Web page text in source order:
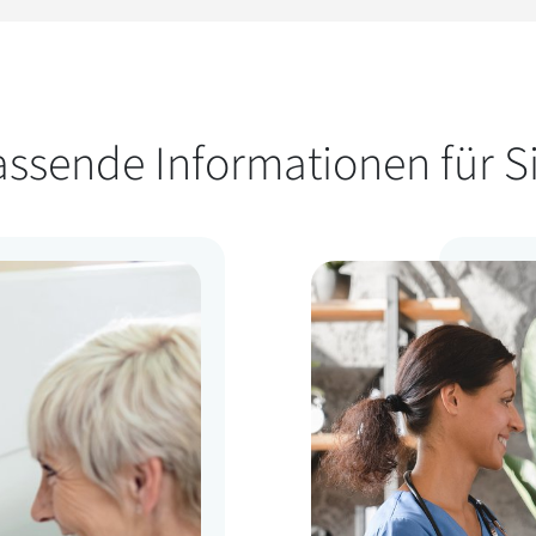
Informationen für